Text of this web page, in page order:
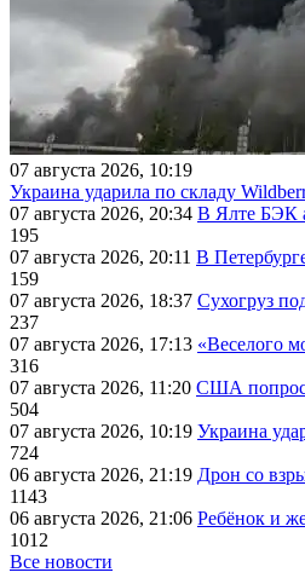
07 августа 2026, 10:19
Украина ударила по складу
07 августа 2026, 20:34 В Ялте БЭК
195
07 августа 2026, 20:11 В
159
07 августа 2026, 18:37 Сухогруз
237
07 августа 2026, 17:13 «Веселого
316
07 августа 2026, 11:20 США
504
07 августа 2026, 10:19 Украина
724
06 августа 2026, 21:19 Дрон со
1143
06 августа 2026, 21:06 Ребёнок и
1012
Все новости